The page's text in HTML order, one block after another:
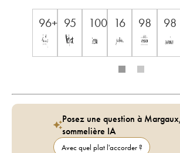
96+ 95 100 16 98 98
Posez une question à
sommelière IA
Avec quel plat l'accorder ?